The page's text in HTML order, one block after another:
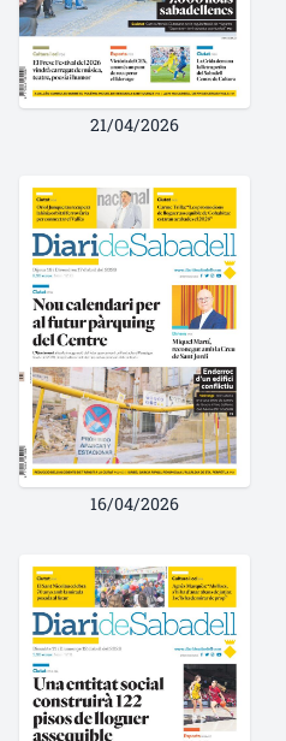
21/04/2026
16/04/2026